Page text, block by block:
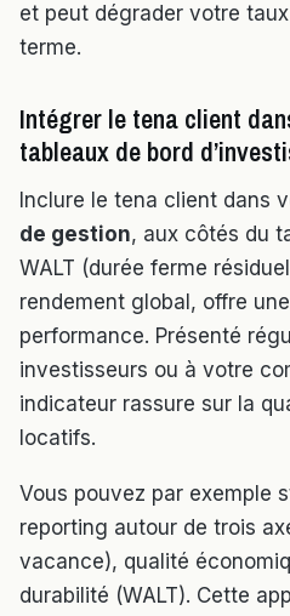
et peut dégrader votre
terme.
Intégrer le tena client
tableaux de bord
Inclure le tena client dans
de gestion, aux côtés du
WALT (durée ferme
rendement global, offre
performance. Présenté
investisseurs ou à votre
indicateur rassure sur la
locatifs.
Vous pouvez par exemple
reporting autour de trois
vacance), qualité
durabilité (WALT). Cette